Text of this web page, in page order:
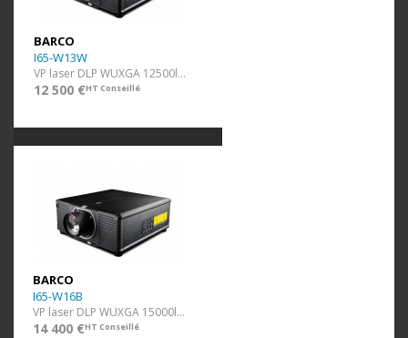
BARCO
I65-W13W
VP laser DLP WUXGA 12500lm Blanc ss optique
12 500 €HT Conseillé
BARCO
I65-W16B
VP laser DLP WUXGA 15000lm Noir ss optique
14 400 €HT Conseillé